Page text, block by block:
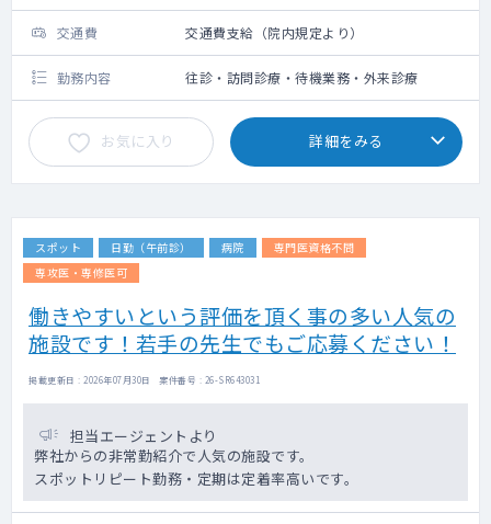
交通費 交通費支給（院内規定より）
勤務内容 往診・訪問診療・待機業務・外来診療
お気に入り 詳細をみる
スポット 日勤（午前診） 病院
専門医資格不問
専攻医・専修医可
働きやすいという評価を頂く事の多い人気の
施設です！若手の先生でもご応募ください！
掲載更新日 : 2026年07月30日 案件番号 : 26-SR643031
担当エージェントより
弊社からの非常勤紹介で人気の施設です。
スポットリピート勤務・定期は定着率高いです。